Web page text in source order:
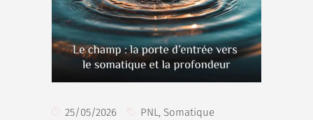
25/05/2026 PNL, Somatique